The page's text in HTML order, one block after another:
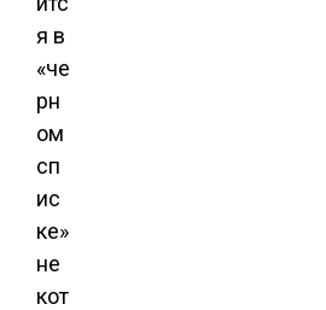
я в
«че
рн
ом
сп
ис
ке»
не
кот